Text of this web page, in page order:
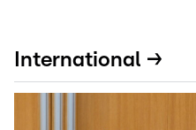
International →